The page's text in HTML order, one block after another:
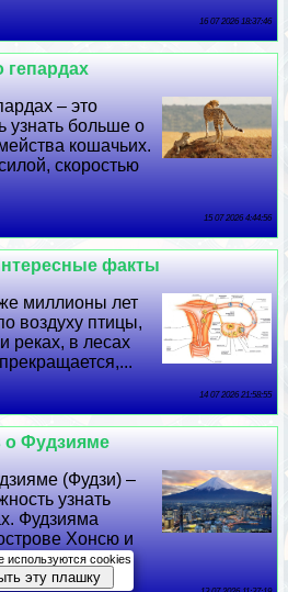
16 07 2026 18:37:46
гепардах
– это
узнать больше о
кошачьих.
скоростью
15 07 2026 4:44:56
факты
миллионы лет
воздуху птицы,
реках, в лесах
14 07 2026 21:58:55
о Фудзияме
(Фудзи) –
узнать
Фудзияма
Хонсю и
используются cookies
эту плашку